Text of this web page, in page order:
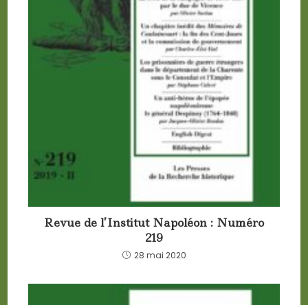
Revue de l’Institut Napoléon : Numéro
219
28 mai 2020